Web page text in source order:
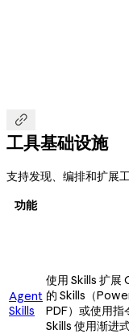

工具基础设施
支持发现、编排和扩展
功能
Agent
Skills
使用 Skills 扩展
的 Skills（
PDF）或使用指
Skills 使用渐进